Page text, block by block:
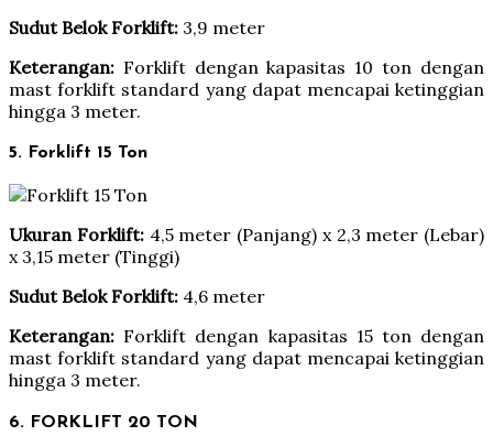
Sudut Belok Forklift: 3,9 meter
Keterangan: Forklift dengan kapasitas 10 ton dengan
mast forklift standard yang dapat mencapai ketinggian
hingga 3 meter.
5. Forklift 15 Ton
Ukuran Forklift:4,5 meter (Panjang) x 2,3 meter (Lebar)
x 3,15 meter (Tinggi)
Sudut Belok Forklift: 4,6 meter
Keterangan: Forklift dengan kapasitas 15 ton dengan
mast forklift standard yang dapat mencapai ketinggian
hingga 3 meter.
6. FORKLIFT 20 TON